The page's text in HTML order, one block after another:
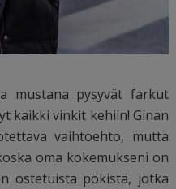
mustana pysyvät farkut
kaikki vinkit kehiin! Ginan
vaihtoehto, mutta
oma kokemukseni on
ostetuista pökistä, jotka